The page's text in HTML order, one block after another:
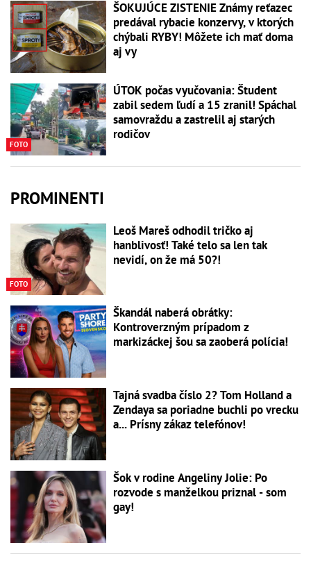
ŠOKUJÚCE ZISTENIE Známy reťazec
predával rybacie konzervy, v ktorých
chýbali RYBY! Môžete ich mať doma
aj vy
FOTO
ÚTOK počas vyučovania: Študent
zabil sedem ľudí a 15 zranil! Spáchal
samovraždu a zastrelil aj starých
rodičov
PROMINENTI
FOTO
Leoš Mareš odhodil tričko aj
hanblivosť! Také telo sa len tak
nevidí, on že má 50?!
Škandál naberá obrátky:
Kontroverzným prípadom z
markizáckej šou sa zaoberá polícia!
Tajná svadba číslo 2? Tom Holland a
Zendaya sa poriadne buchli po vrecku
a... Prísny zákaz telefónov!
Šok v rodine Angeliny Jolie: Po
rozvode s manželkou priznal - som
gay!